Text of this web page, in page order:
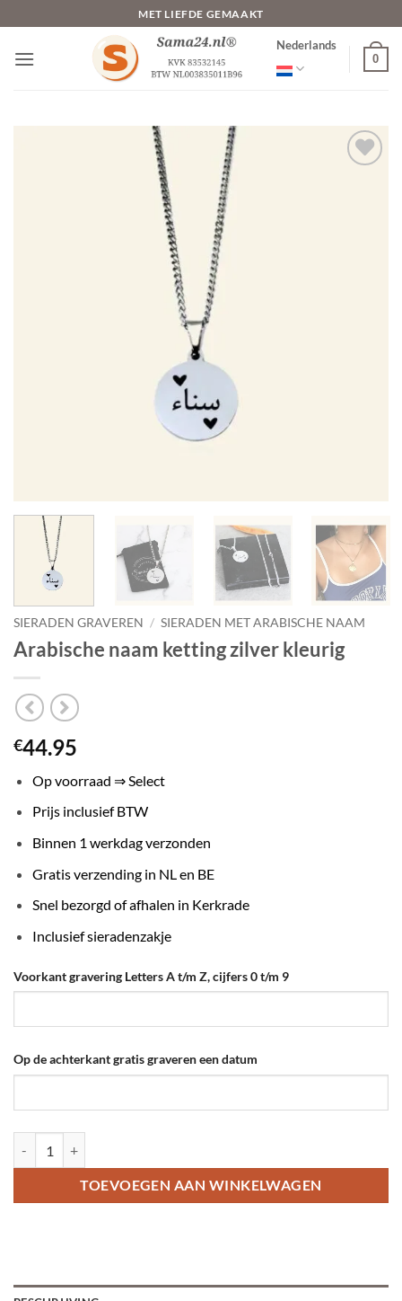
naar
inhoud
MET LIEFDE GEMAAKT
Nederlands
0
SIERADEN GRAVEREN / SIERADEN MET ARABISCHE NAAM
Arabische naam ketting zilver kleurig
€44.95
Op voorraad ⇒ Select
Prijs inclusief BTW
Binnen 1 werkdag verzonden
Gratis verzending in NL en BE
Snel bezorgd of afhalen in Kerkrade
Inclusief sieradenzakje
Voorkant gravering Letters A t/m Z, cijfers 0 t/m 9
Op de achterkant gratis graveren een datum
TOEVOEGEN AAN WINKELWAGEN